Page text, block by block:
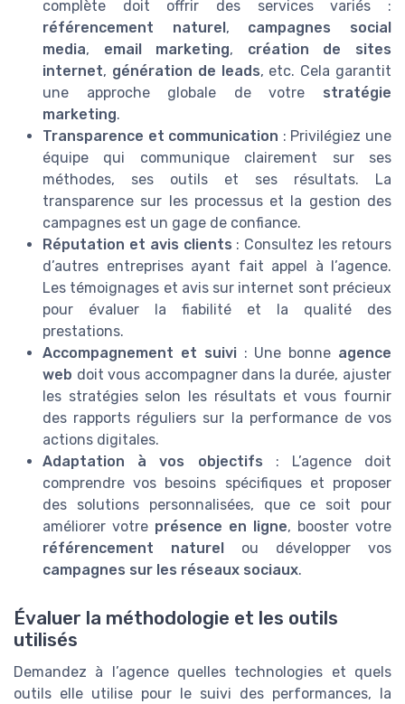
complète doit offrir des services variés :
référencement naturel, campagnes social
media, email marketing, création de sites
internet, génération de leads, etc. Cela garantit
une approche globale de votre stratégie
marketing.
Transparence et communication : Privilégiez une
équipe qui communique clairement sur ses
méthodes, ses outils et ses résultats. La
transparence sur les processus et la gestion des
campagnes est un gage de confiance.
Réputation et avis clients : Consultez les retours
d’autres entreprises ayant fait appel à l’agence.
Les témoignages et avis sur internet sont précieux
pour évaluer la fiabilité et la qualité des
prestations.
Accompagnement et suivi: Une bonne agence
web doit vous accompagner dans la durée, ajuster
les stratégies selon les résultats et vous fournir
des rapports réguliers sur la performance de vos
actions digitales.
Adaptation à vos objectifs : L’agence doit
comprendre vos besoins spécifiques et proposer
des solutions personnalisées, que ce soit pour
améliorer votre présence en ligne, booster votre
référencement naturel ou développer vos
campagnes sur les réseaux sociaux.
Évaluer la méthodologie et les outils
utilisés
Demandez à l’agence quelles technologies et quels
outils elle utilise pour le suivi des performances, la